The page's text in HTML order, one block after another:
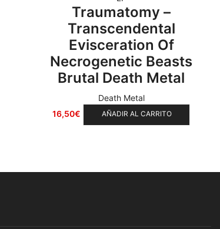
Traumatomy –
Transcendental
Evisceration Of
Necrogenetic Beasts
Brutal Death Metal
Death Metal
16,50€ AÑADIR AL CARRITO